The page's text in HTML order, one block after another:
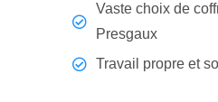
Vaste choix de
Presgaux
Travail propre et